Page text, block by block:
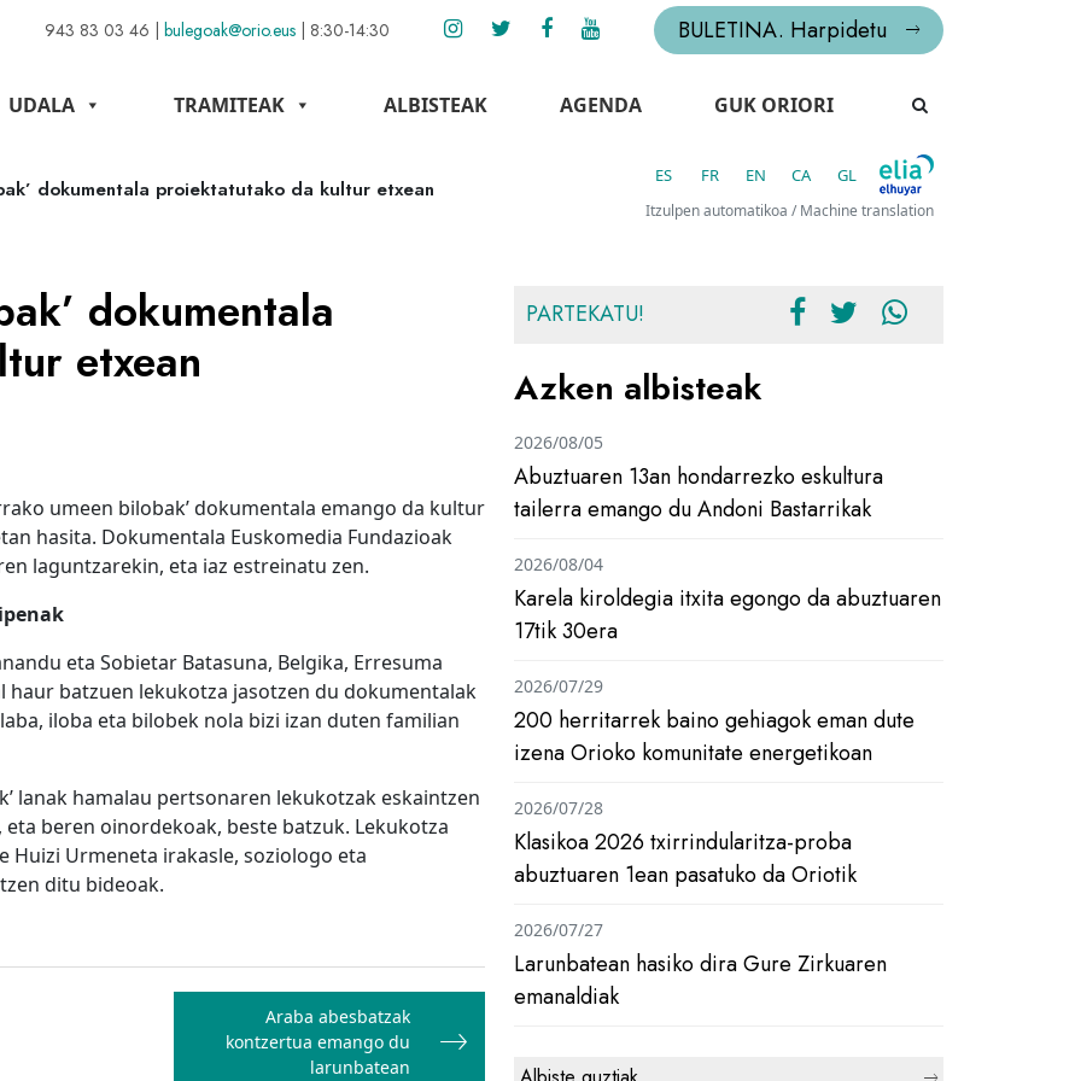
943 83 03 46 | bulegoak@orio.eus | 8:30-14:30 BULETINA. Harpidetu
UDALA TRAMITEAK ALBISTEAK AGENDA GUK ORIORI
dokumentala proiektatutako da kultur etxean
ES FR EN CA GL
Itzulpen automatikoa / Machine translation
dokumentala
etxean
umeen bilobak’ dokumentala emango da kultur
hasita. Dokumentala Euskomedia Fundazioak
laguntzarekin, eta iaz estreinatu zen.
eta Sobietar Batasuna, Belgika, Erresuma
haur batzuen lekukotza jasotzen du dokumentalak
iloba eta bilobek nola bizi izan duten familian
lanak hamalau pertsonaren lekukotzak eskaintzen
beren oinordekoak, beste batzuk. Lekukotza
Huizi Urmeneta irakasle, soziologo eta
ditu bideoak.
Araba abesbatzak
kontzertua emango du
larunbatean
PARTEKATU!
Azken albisteak
Abuztuaren 13an hondarrezko eskultura
tailerra emango du Andoni Bastarrikak
2026/08/05
Karela kiroldegia itxita egongo da abuztuaren
17tik 30era
2026/08/04
200 herritarrek baino gehiagok eman dute
izena Orioko komunitate energetikoan
2026/07/29
Klasikoa 2026 txirrindularitza-proba
abuztuaren 1ean pasatuko da Oriotik
2026/07/28
Larunbatean hasiko dira Gure Zirkuaren
emanaldiak
2026/07/27